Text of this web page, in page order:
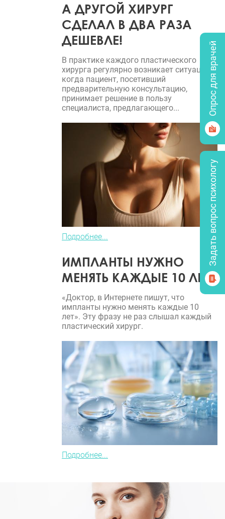
А ДРУГОЙ ХИРУРГ
СДЕЛАЛ В ДВА РАЗА
ДЕШЕВЛЕ!
В практике каждого пластического
хирурга регулярно возникает ситуация,
когда пациент, посетивший
предварительную консультацию,
принимает решение в пользу
специалиста, предлагающего...
Подробнее...
ИМПЛАНТЫ НУЖНО
МЕНЯТЬ КАЖДЫЕ 10 ЛЕТ?
«Доктор, в Интернете пишут, что
импланты нужно менять каждые 10
лет». Эту фразу не раз слышал каждый
пластический хирург.
Подробнее...
Опрос для врачей
Задать вопрос психологу